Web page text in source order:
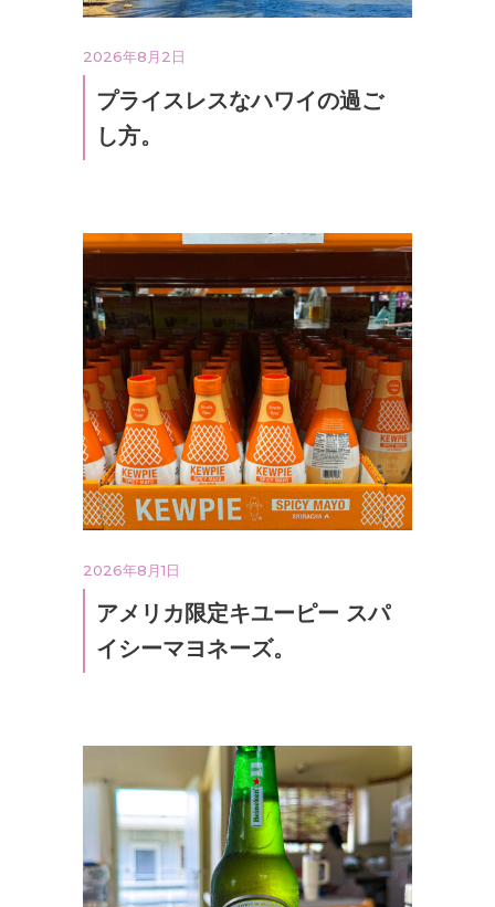
2026年8月2日
プライスレスなハワイの過ご
し方。
2026年8月1日
アメリカ限定キユーピー スパ
イシーマヨネーズ。